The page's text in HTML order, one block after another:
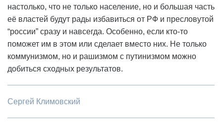
настолько, что не только население, но и большая часть
её властей будут рады избавиться от РФ и пресловутой
“россии” сразу и навсегда. Особенно, если кто-то
поможет им в этом или сделает вместо них. Не только
коммунизмом, но и рашизмом с путинизмом можно
добиться сходных результатов.
Сергей Климовский